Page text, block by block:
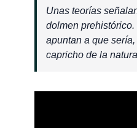
Unas teorías
dolmen
apuntan a que
capricho de la